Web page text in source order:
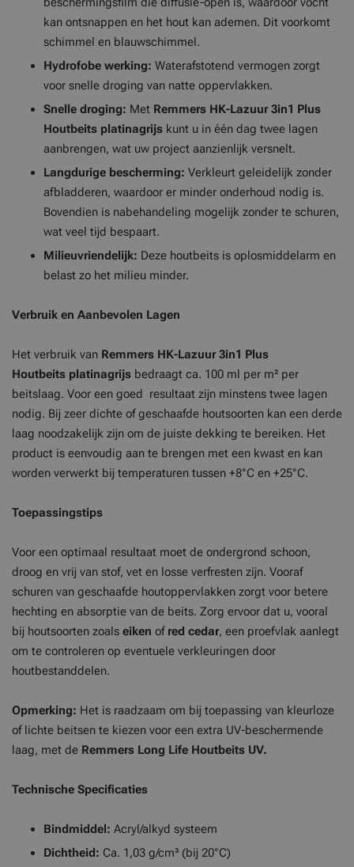
kan ontsnappen en het hout kan ademen. Dit voorkomt
schimmel en blauwschimmel.
Hydrofobe werking: Waterafstotend vermogen zorgt
voor snelle droging van natte oppervlakken.
Snelle droging: Met Remmers HK-Lazuur 3in1 Plus
Houtbeits platinagrijs kunt u in één dag twee lagen
aanbrengen, wat uw project aanzienlijk versnelt.
Langdurige bescherming: Verkleurt geleidelijk zonder
afbladderen, waardoor er minder onderhoud nodig is.
Bovendien is nabehandeling mogelijk zonder te schuren,
wat veel tijd bespaart.
Milieuvriendelijk: Deze houtbeits is oplosmiddelarm en
belast zo het milieu minder.
Verbruik en Aanbevolen Lagen
Het verbruik van Remmers HK-Lazuur 3in1 Plus
Houtbeits platinagrijs bedraagt ca. 100 ml per m² per
beitslaag. Voor een goed resultaat zijn minstens twee lagen
nodig. Bij zeer dichte of geschaafde houtsoorten kan een derde
laag noodzakelijk zijn om de juiste dekking te bereiken. Het
product is eenvoudig aan te brengen met een kwast en kan
worden verwerkt bij temperaturen tussen +8°C en +25°C.
Toepassingstips
Voor een optimaal resultaat moet de ondergrond schoon,
droog en vrij van stof, vet en losse verfresten zijn. Vooraf
schuren van geschaafde houtoppervlakken zorgt voor betere
hechting en absorptie van de beits. Zorg ervoor dat u, vooral
bij houtsoorten zoals eiken of red cedar, een proefvlak aanlegt
om te controleren op eventuele verkleuringen door
houtbestanddelen.
Opmerking: Het is raadzaam om bij toepassing van kleurloze
of lichte beitsen te kiezen voor een extra UV-beschermende
laag, met de Remmers Long Life Houtbeits UV.
Technische Specificaties
Bindmiddel: Acryl/alkyd systeem
Dichtheid: Ca. 1,03 g/cm³ (bij 20°C)